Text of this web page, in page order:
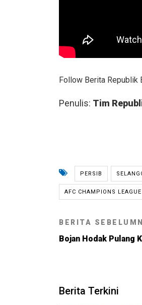
Follow Berita Republik
Penulis: Tim
PERSIB
AFC CHAMPIONS
BERITA
Bojan Hodak Pulang
Berita Terkini